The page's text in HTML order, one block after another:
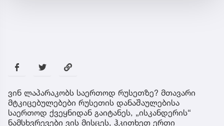
ვინ ლაპარაკობს საერთოდ რუსეთზე? მთავარი
მტკიცებულებები რუსეთის დანაშაულებისა
საერთოდ ქვეყნიდან გაიტანეს, „ისკანდერის“
ნამსხვრევები ვის მისცეს, ჰკითხეთ ერთი